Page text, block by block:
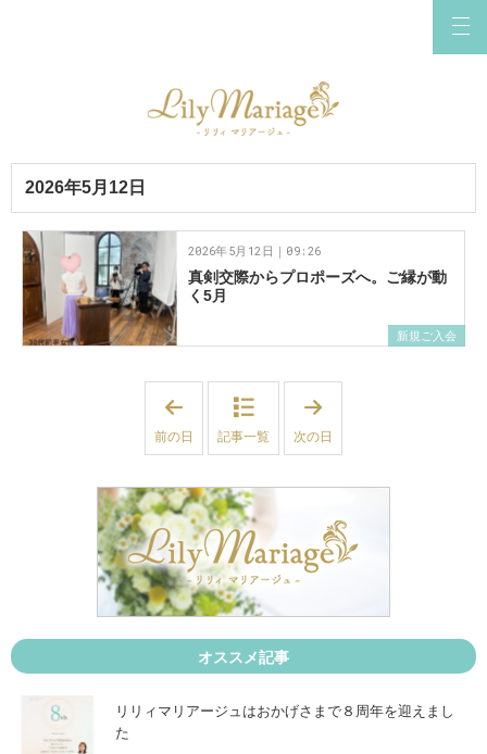
2026年5月12日
新規ご入会
真剣交際からプロポーズへ。ご縁が動
く5月
2026年5月12日｜09:26
6
5
月
1
日
」
前の日 記事一覧
6
5
1
9
日
次の日
オススメ記事
リリィマリアージュはおかげさまで８周年を迎えまし
た